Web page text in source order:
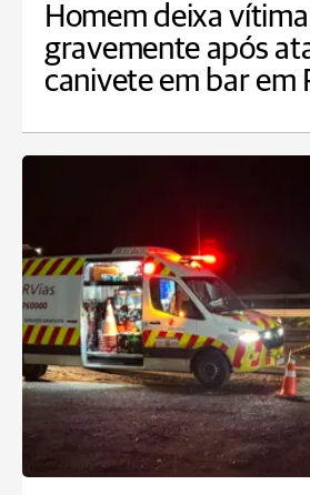
Homem deixa
gravemente após
canivete em bar em